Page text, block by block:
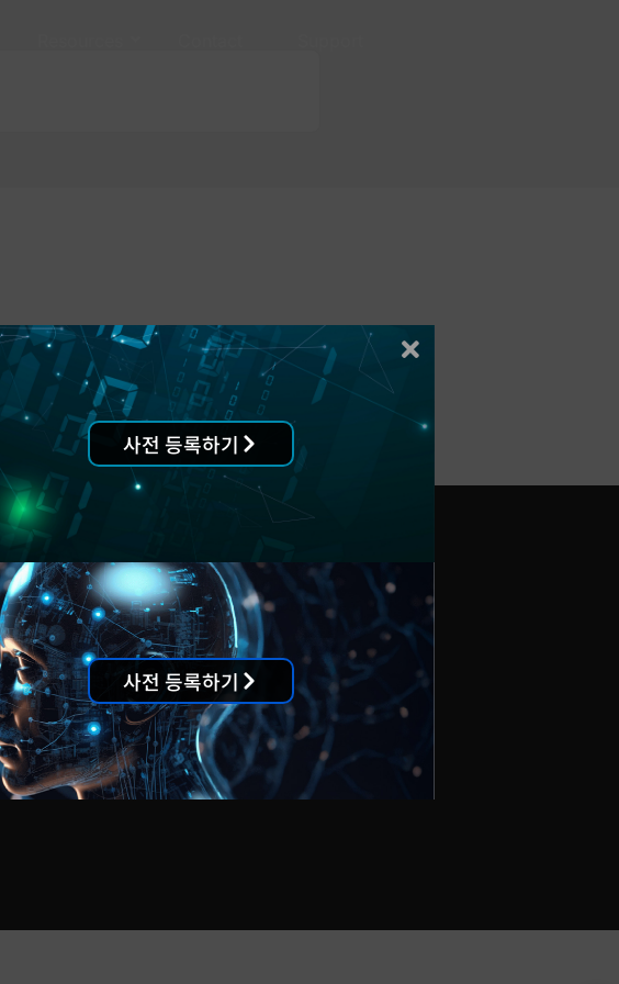
서울 강서구 양천로 583 (우림블루나인) A-2003,4
02-555-4887, 4847
사전 등록하기
사전 등록하기